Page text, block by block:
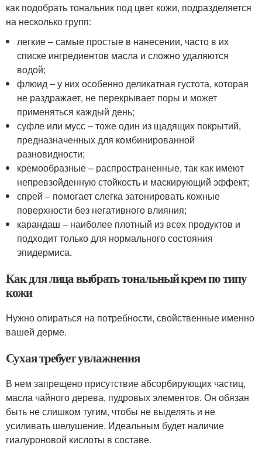
как подобрать тональник под цвет кожи, подразделяется
на несколько групп:
легкие – самые простые в нанесении, часто в их
списке ингредиентов масла и сложно удаляются
водой;
флюид – у них особенно деликатная густота, которая
не раздражает, не перекрывает поры и может
применяться каждый день;
суфле или мусс – тоже один из щадящих покрытий,
предназначенных для комбинированной
разновидности;
кремообразные – распространенные, так как имеют
непревзойденную стойкость и маскирующий эффект;
спрей – помогает слегка затонировать кожные
поверхности без негативного влияния;
карандаш – наиболее плотный из всех продуктов и
подходит только для нормального состояния
эпидермиса.
Как для лица выбрать тональный крем по типу
кожи
Нужно опираться на потребности, свойственные именно
вашей дерме.
Сухая требует увлажнения
В нем запрещено присутствие абсорбирующих частиц,
масла чайного дерева, пудровых элементов. Он обязан
быть не слишком тугим, чтобы не выделять и не
усиливать шелушение. Идеальным будет наличие
гиалуроновой кислоты в составе.